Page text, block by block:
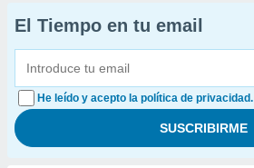
El Tiempo en tu email
He leído y acepto la política de privacidad.